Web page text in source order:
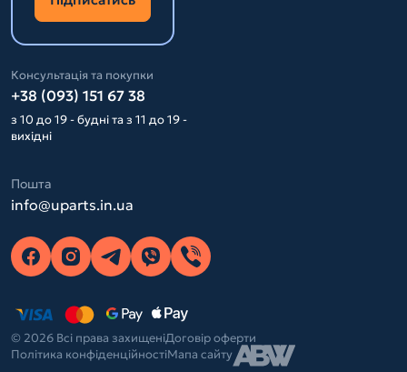
Консультація та покупки
+38 (093) 151 67 38
з 10 до 19 - будні та з 11 до 19 -
вихідні
Пошта
info@uparts.in.ua
© 2026 Всі права захищеніДоговір оферти
Політика конфіденційностіМапа сайту